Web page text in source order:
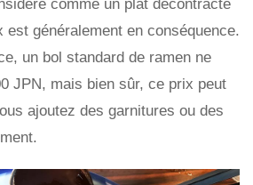
comme un plat décontracté
est généralement en conséquence.
un bol standard de ramen ne
JPN, mais bien sûr, ce prix peut
ajoutez des garnitures ou des